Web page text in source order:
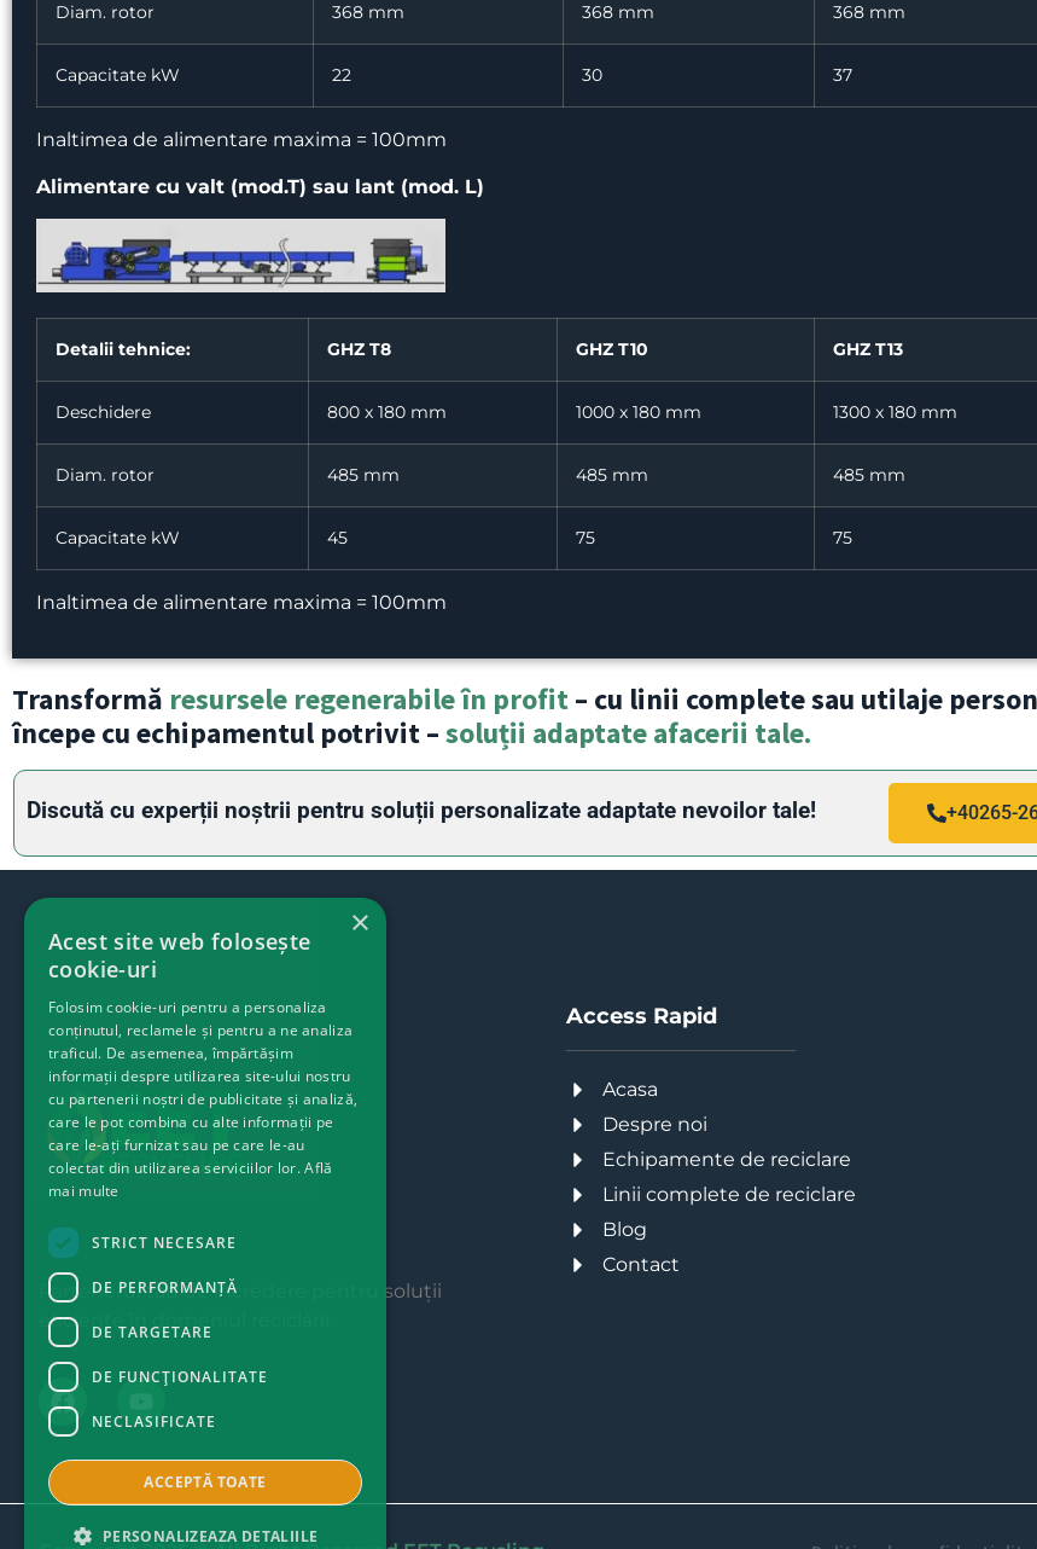
Diam. rotor 368 mm 368 mm 368 mm
Capacitate kW 22 30 37
Inaltimea de alimentare maxima = 100mm
Alimentare cu valt (mod.T) sau lant (mod. L)
Detalii tehnice: GHZ T8 GHZ T10 GHZ T13
Deschidere 800 x 180 mm 1000 x 180 mm 1300 x 180 mm
Diam. rotor 485 mm 485 mm 485 mm
Capacitate kW 45 75 75
Inaltimea de alimentare maxima = 100mm
Transformă resursele regenerabile în profit– cu linii complete sau utilaje
începe cu echipamentul potrivit –soluții adaptate afacerii tale.
Discută cu experții noștrii pentru soluții personalizate adaptate nevoilor tale! +40265-
Partenerul tău de încredere pentru soluții
eficiente în domeniul reciclării.
Access Rapid
Acasa
Despre noi
Echipamente de reciclare
Linii complete de reciclare
Blog
Contact
×
Acest site web folosește
cookie-uri
Folosim cookie-uri pentru a personaliza
conținutul, reclamele și pentru a ne analiza
traficul. De asemenea, împărtășim
informații despre utilizarea site-ului nostru
cu partenerii noștri de publicitate și analiză,
care le pot combina cu alte informații pe
care le-ați furnizat sau pe care le-au
colectat din utilizarea serviciilor lor.Află
mai multe
STRICT NECESARE
DE PERFORMANȚĂ
DE TARGETARE
DE FUNCŢIONALITATE
NECLASIFICATE
ACCEPTĂ TOATE
PERSONALIZEAZA DETALIILE